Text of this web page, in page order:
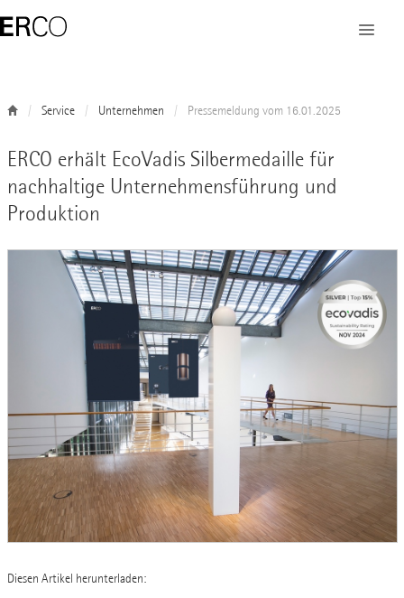
Service Unternehmen Pressemeldung vom 16.01.2025
ERCO erhält EcoVadis Silbermedaille für
nachhaltige Unternehmensführung und
Produktion
Diesen Artikel herunterladen: